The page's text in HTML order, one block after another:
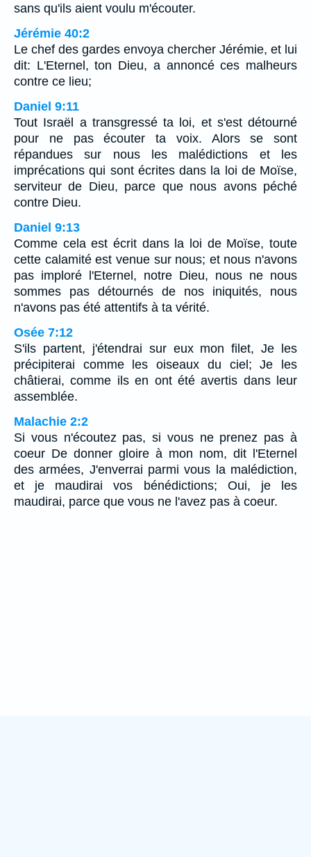
sans qu'ils aient voulu m'écouter.
Jérémie 40:2
Le chef des gardes envoya chercher Jérémie, et lui
dit: L'Eternel, ton Dieu, a annoncé ces malheurs
contre ce lieu;
Daniel 9:11
Tout Israël a transgressé ta loi, et s'est détourné
pour ne pas écouter ta voix. Alors se sont
répandues sur nous les malédictions et les
imprécations qui sont écrites dans la loi de Moïse,
serviteur de Dieu, parce que nous avons péché
contre Dieu.
Daniel 9:13
Comme cela est écrit dans la loi de Moïse, toute
cette calamité est venue sur nous; et nous n'avons
pas imploré l'Eternel, notre Dieu, nous ne nous
sommes pas détournés de nos iniquités, nous
n'avons pas été attentifs à ta vérité.
Osée 7:12
S'ils partent, j'étendrai sur eux mon filet, Je les
précipiterai comme les oiseaux du ciel; Je les
châtierai, comme ils en ont été avertis dans leur
assemblée.
Malachie 2:2
Si vous n'écoutez pas, si vous ne prenez pas à
coeur De donner gloire à mon nom, dit l'Eternel
des armées, J'enverrai parmi vous la malédiction,
et je maudirai vos bénédictions; Oui, je les
maudirai, parce que vous ne l'avez pas à coeur.